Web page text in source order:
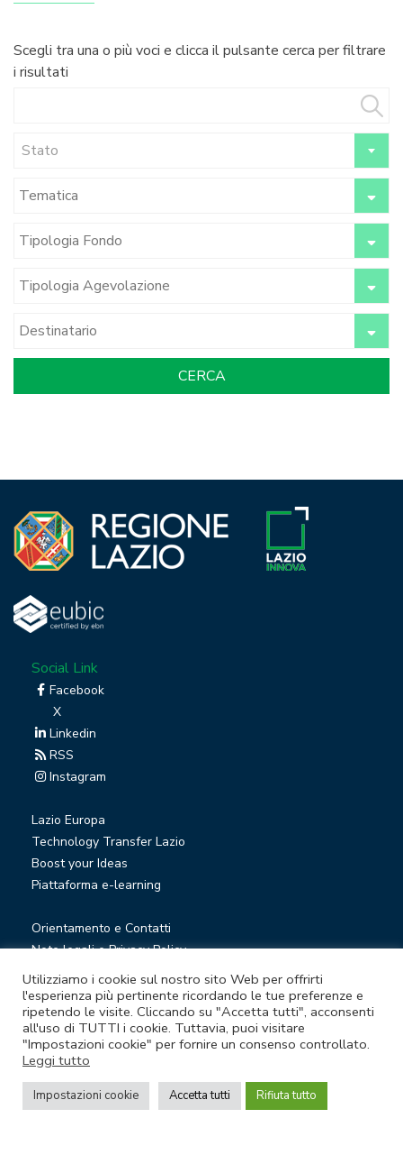
Scegli tra una o più voci e clicca il pulsante cerca per filtrare
i risultati
Stato
Social Link
Facebook
X
Linkedin
RSS
Instagram
Lazio Europa
Technology Transfer Lazio
Boost your Ideas
Piattaforma e-learning
Orientamento e Contatti
Note legali e Privacy Policy
Privacy Newsletter
Società trasparente
Whistleblowing
© Lazio Innova S.p.A. società soggetta a direzione e
coordinamento della Regione Lazio
Sede legale Via Marco Aurelio 26 A - 00184 Roma
Utilizziamo i cookie sul nostro sito Web per offrirti
l'esperienza più pertinente ricordando le tue preferenze e
ripetendo le visite. Cliccando su "Accetta tutti", acconsenti
all'uso di TUTTI i cookie. Tuttavia, puoi visitare
"Impostazioni cookie" per fornire un consenso controllato.
Leggi tutto
Impostazioni cookie Accetta tutti Rifiuta tutto